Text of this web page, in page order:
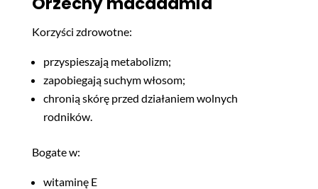
Korzyści zdrowotne:
przyspieszają metabolizm;
zapobiegają suchym włosom;
chronią skórę przed działaniem wolnych
rodników.
Bogate w:
witaminę E